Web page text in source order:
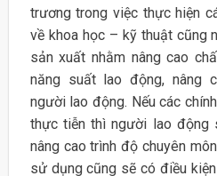
trương trong việc thực hiện
về khoa học – kỹ thuật cũng
sản xuất nhằm nâng cao
năng suất lao động, nâng
người lao động. Nếu các
thực tiễn thì người lao động
nâng cao trình độ chuyên
sử dụng cũng sẽ có điều